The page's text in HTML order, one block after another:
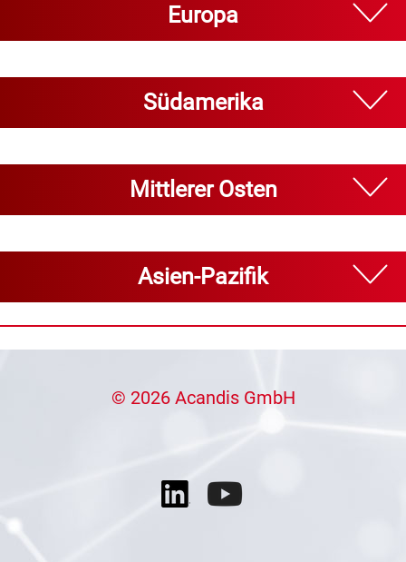
Europa
Südamerika
Mittlerer Osten
Asien-Pazifik
© 2026 Acandis GmbH